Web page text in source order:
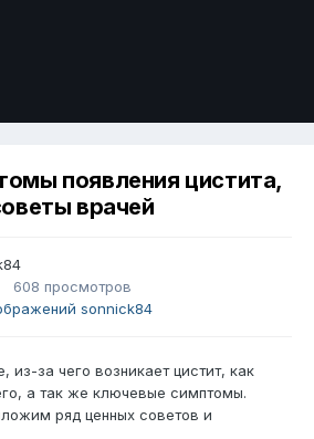
появления цистита,
врачей
608 просмотров
sonnick84
из-за чего возникает цистит, как
а так же ключевые симптомы.
ряд ценных советов и